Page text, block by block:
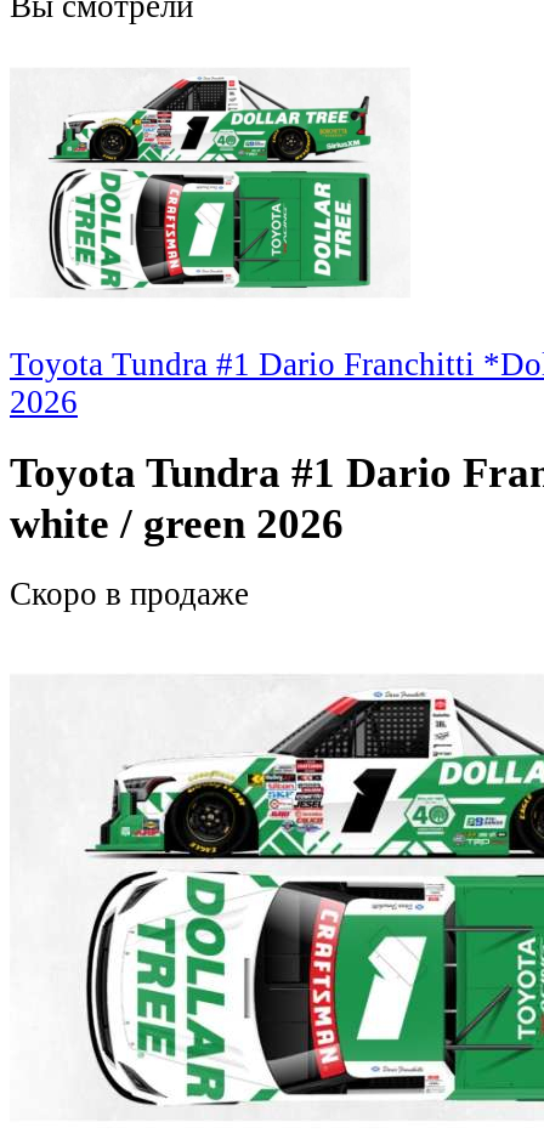
Toyota Tundra #1 Dario Franchitti
2026
Toyota Tundra #1 Dario
white / green 2026
Скоро в продаже